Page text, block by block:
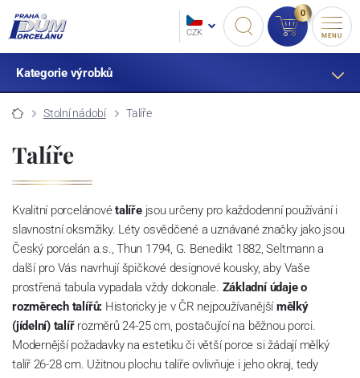
CZK
0
MENU
Kategorie výrobků
Stolní nádobí Talíře
Talíře
Kvalitní porcelánovétalířejsou určeny pro každodenní používání i
slavnostní oksmžiky. Léty osvědčené a uznávané značky jako jsou
Český porcelán a.s., Thun 1794, G. Benedikt 1882, Seltmann a
další pro Vás navrhují špičkové designové kousky, aby Vaše
prostřená tabula vypadala vždy dokonale. Základní údaje o
rozměrech talířů: Historicky je v ČR nejpoužívanějšímělký
(jídelní) talířrozměrů 24-25 cm, postačující na běžnou porci.
Modernější požadavky na estetiku či větší porce si žádají mělký
talíř 26-28 cm. Užitnou plochu talíře ovlivňuje i jeho okraj, tedy